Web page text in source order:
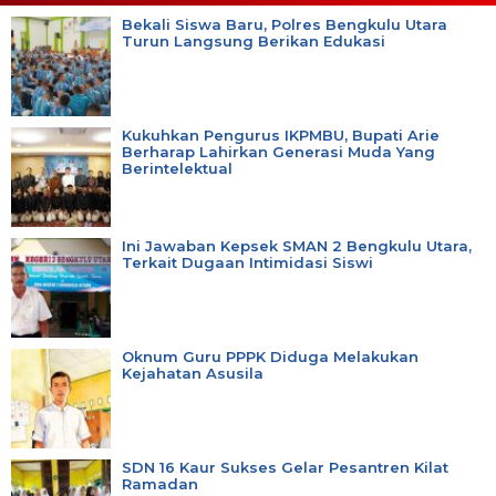
Bekali Siswa Baru, Polres Bengkulu Utara
Turun Langsung Berikan Edukasi
Kukuhkan Pengurus IKPMBU, Bupati Arie
Berharap Lahirkan Generasi Muda Yang
Berintelektual
Ini Jawaban Kepsek SMAN 2 Bengkulu Utara,
Terkait Dugaan Intimidasi Siswi
Oknum Guru PPPK Diduga Melakukan
Kejahatan Asusila
SDN 16 Kaur Sukses Gelar Pesantren Kilat
Ramadan